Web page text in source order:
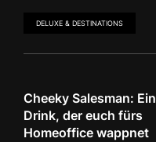
DELUXE & DESTINATIONS
Cheeky Salesman: Ein
Drink, der euch fürs
Homeoffice wappnet